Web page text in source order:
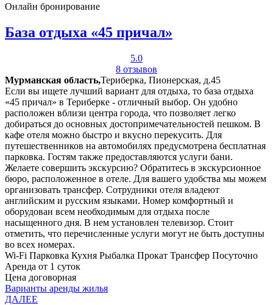
Онлайн бронирование
База отдыха «45 причал»
5.0
8 отзывов
Мурманская область,Териберка, Пионерская, д.45
Если вы ищете лучший вариант для отдыха, то база отдыха
«45 причал» в Териберке - отличный выбор. Он удобно
расположен вблизи центра города, что позволяет легко
добираться до основных достопримечательностей пешком. В
кафе отеля можно быстро и вкусно перекусить. Для
путешественников на автомобилях предусмотрена бесплатная
парковка. Гостям также предоставляются услуги бани.
Желаете совершить экскурсию? Обратитесь в экскурсионное
бюро, расположенное в отеле. Для вашего удобства мы можем
организовать трансфер. Сотрудники отеля владеют
английским и русским языками. Номер комфортный и
оборудован всем необходимым для отдыха после
насыщенного дня. В нем установлен телевизор. Стоит
отметить, что перечисленные услуги могут не быть доступны
во всех номерах.
Wi-Fi Парковка Кухня Рыбалка Прокат Трансфер Посуточно
Аренда от 1 суток
Цена договорная
Варианты аренды жилья
ДАЛЕЕ